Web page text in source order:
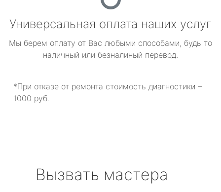
Универсальная оплата наших услуг
Мы берем оплату от Вас любыми способами, будь то
наличный или безналиный перевод.
*При отказе от ремонта стоимость диагностики –
1000 руб.
Вызвать мастера